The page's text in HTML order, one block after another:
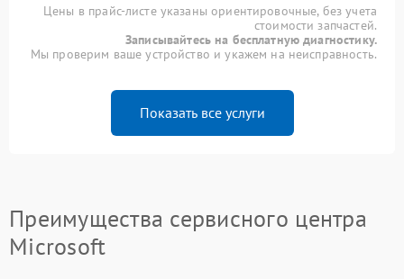
Цены в прайс-листе указаны ориентировочные, без учета
стоимости запчастей.
Записывайтесь на бесплатную диагностику.
Мы проверим ваше устройство и укажем на неисправность.
Показать все услуги
Преимущества сервисного центра
Microsoft